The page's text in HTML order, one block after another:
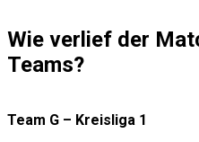
Wie verlief der
Teams?
Team G – Kreisliga 1